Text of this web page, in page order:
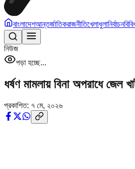
বাংলাদেশআন্তর্জাতিকরাজনীতিখেলাধুলানির্বাচন
নিউজ
পড়া হচ্ছে...
ধর্ষণ মামলায় বিনা অপরাধে জেল
প্রকাশিত: ৭ মে, ২০২৬